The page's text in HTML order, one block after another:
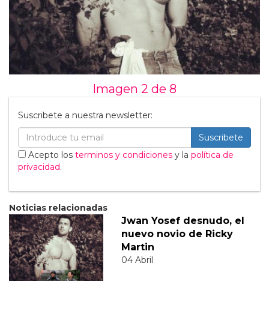
Imagen 2 de 8
Suscribete a nuestra newsletter:
Suscribete
Acepto los terminos y condiciones y la política de
privacidad.
Noticias relacionadas
Jwan Yosef desnudo, el
nuevo novio de Ricky
Martin
04 Abril